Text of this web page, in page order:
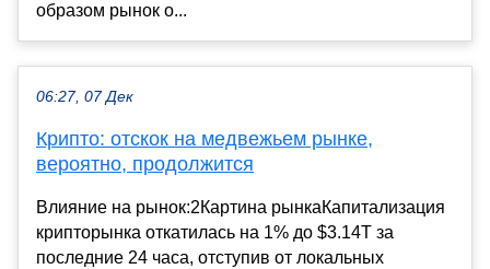
образом рынок о...
06:27, 07 Дек
Крипто: отскок на медвежьем рынке,
вероятно, продолжится
Влияние на рынок:2Картина рынкаКапитализация
крипторынка откатилась на 1% до $3.14T за
последние 24 часа, отступив от локальных